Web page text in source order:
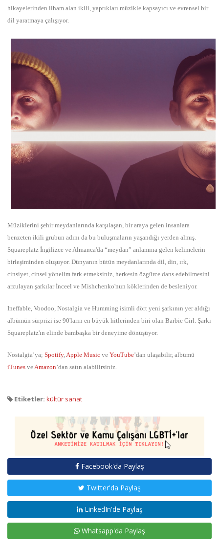
hikayelerinden ilham alan ikili, yaptıkları müzikle kapsayıcı ve evrensel bir
dil yaratmaya çalışıyor.
Müziklerini şehir meydanlarında karşılaşan, bir araya gelen insanlara
benzeten ikili grubun adını da bu buluşmaların yaşandığı yerden almış.
Squareplatz İngilizce ve Almanca'da “meydan” anlamına gelen kelimelerin
birleşiminden oluşuyor. Dünyanın bütün meydanlarında dil, din, ırk,
cinsiyet, cinsel yönelim fark etmeksiniz, herkesin özgürce dans edebilmesini
arzulayan şarkılar İnceel ve Mishchenko'nun köklerinden de besleniyor.
Ineffable, Voodoo, Nostalgia ve Humming isimli dört yeni şarkının yer aldığı
albümün sürprizi ise 90'ların en büyük hitlerinden biri olan Barbie Girl. Şarkı
Squareplatz'ın elinde bambaşka bir deneyime dönüşüyor.
Nostalgia’ya; Spotify, Apple Music ve YouTube’dan ulaşabilir, albümü
iTunes ve Amazon’dan satın alabilirsiniz.
Etiketler: kültür sanat
Facebook'da Paylaş
Twitter'da Paylaş
LinkedIn'de Paylaş
Whatsapp'da Paylaş